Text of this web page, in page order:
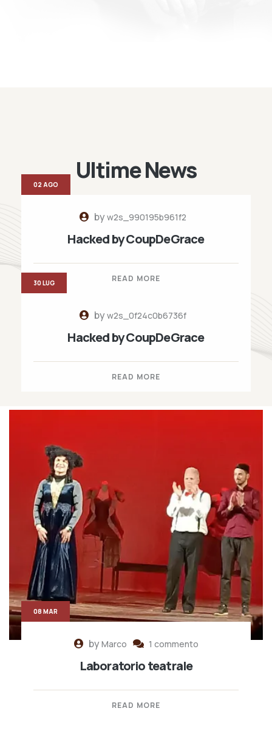
Ultime News
byw2s_990195b961f2
Hacked by CoupDeGrace
READ MORE
02 AGO
byw2s_0f24c0b6736f
Hacked by CoupDeGrace
READ MORE
30 LUG
byMarco 1 commento
Laboratorio teatrale
READ MORE
08 MAR